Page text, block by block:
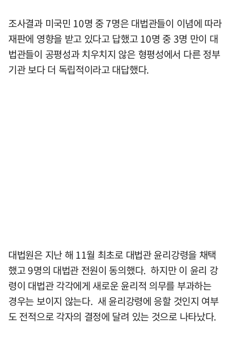
조사결과 미국민 10명 중 7명은 대법관들이 이념에 따라
재판에 영향을 받고 있다고 답했고 10명 중 3명 만이 대
법관들이 공평성과 치우치지 않은 형평성에서 다른 정부
기관 보다 더 독립적이라고 대답했다.
대법원은 지난 해 11월 최초로 대법관 윤리강령을 채택
했고 9명의 대법관 전원이 동의했다. 하지만 이 윤리 강
령이 대법관 각각에게 새로운 윤리적 의무를 부과하는
경우는 보이지 않는다. 새 윤리강령에 응할 것인지 여부
도 전적으로 각자의 결정에 달려 있는 것으로 나타났다.